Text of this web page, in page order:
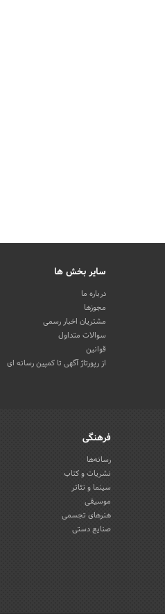
سایر بخش ها
درباره ما
مجوزها
مشتریان اخبار رسمی
سوالات متداول
قوانین
از رپورتاژ آگهی تا کمپین رسانه ای
فرهنگی
رسانه‌ها
نشریات و کتاب
سینما و تئاتر
موسیقی
هنرهای تجسمی
صنایع دستی